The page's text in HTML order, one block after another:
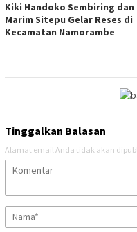
Kiki Handoko Sembiring dan
Marim Sitepu Gelar Reses di
Kecamatan Namorambe
Tinggalkan Balasan
Alamat email Anda tidak akan